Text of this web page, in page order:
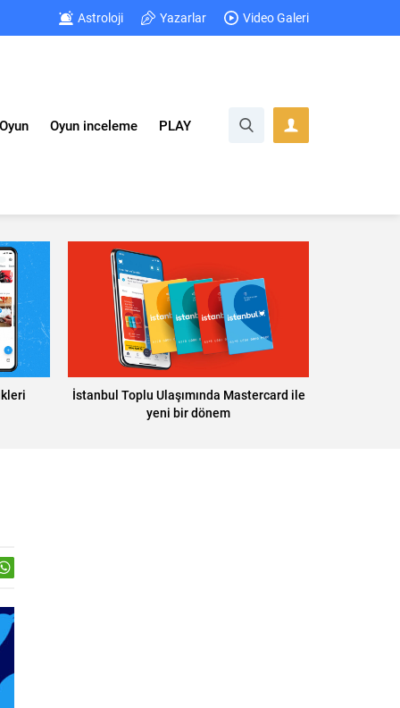
Astroloji Yazarlar Video Galeri
Oyun Oyun inceleme PLAY
İstanbul Toplu Ulaşımında Mastercard ile
yeni bir dönem